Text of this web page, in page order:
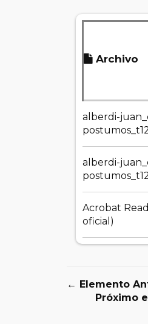
Archivo
alberdi-
alberdi-
Acrobat
oficial)
← Elemento
Próximo